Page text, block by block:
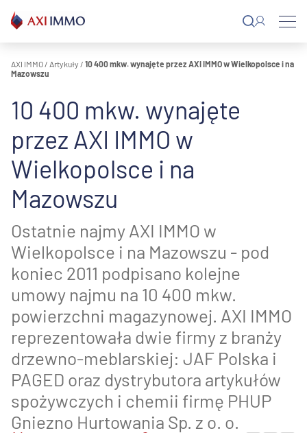
do
treści
AXI IMMO / Artykuły / 10 400 mkw. wynajęte przez AXI IMMO w Wielkopolsce i na
Mazowszu
10 400 mkw. wynajęte
przez AXI IMMO w
Wielkopolsce i na
Mazowszu
Ostatnie najmy AXI IMMO w
Wielkopolsce i na Mazowszu - pod
koniec 2011 podpisano kolejne
umowy najmu na 10 400 mkw.
powierzchni magazynowej. AXI IMMO
reprezentowała dwie firmy z branży
drzewno-meblarskiej: JAF Polska i
PAGED oraz dystrybutora artykułów
spożywczych i chemii firmę PHUP
Gniezno Hurtowania Sp. z o. o.